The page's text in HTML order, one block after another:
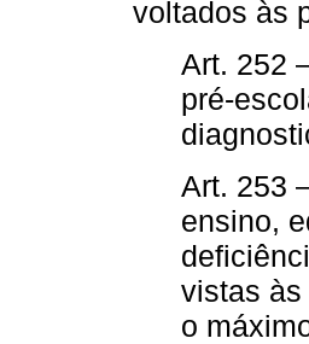
voltados às
Art. 252
pré-
Art. 253
ensino,
vistas às
o